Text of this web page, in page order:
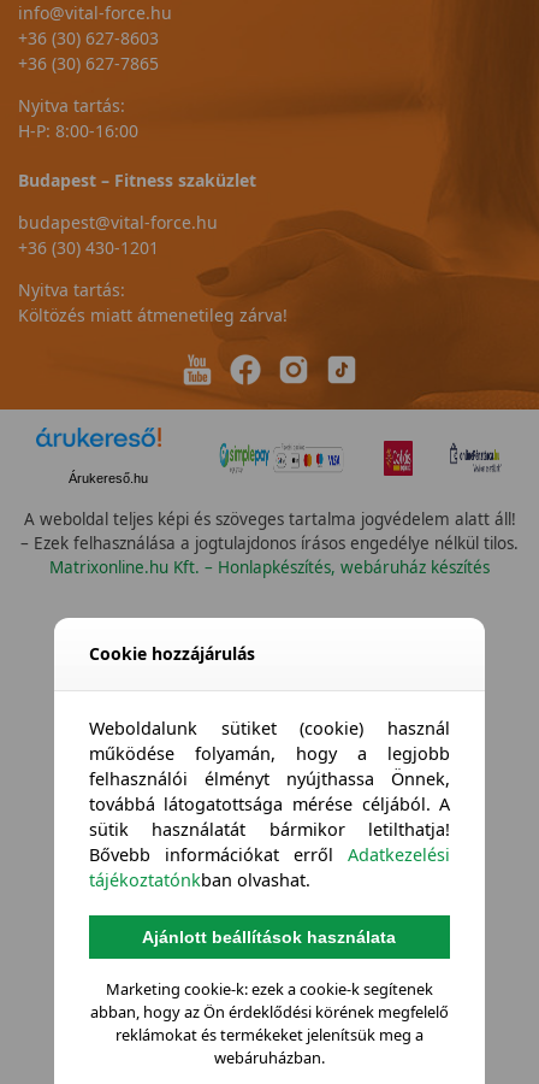
info@vital-force.hu
+36 (30) 627-8603
+36 (30) 627-7865
Nyitva tartás:
H-P: 8:00-16:00
Budapest – Fitness szaküzlet
budapest@vital-force.hu
+36 (30) 430-1201
Nyitva tartás:
Költözés miatt átmenetileg zárva!
Árukereső.hu
A weboldal teljes képi és szöveges tartalma jogvédelem alatt áll!
– Ezek felhasználása a jogtulajdonos írásos engedélye nélkül tilos.
Matrixonline.hu Kft. – Honlapkészítés, webáruház készítés
Cookie hozzájárulás
Weboldalunk sütiket (cookie) használ
működése folyamán, hogy a legjobb
felhasználói élményt nyújthassa Önnek,
továbbá látogatottsága mérése céljából. A
sütik használatát bármikor letilthatja!
Bővebb információkat errőlAdatkezelési
tájékoztatónkban olvashat.
Ajánlott beállítások használata
Marketing cookie-k: ezek a cookie-k segítenek
abban, hogy az Ön érdeklődési körének megfelelő
reklámokat és termékeket jelenítsük meg a
webáruházban.